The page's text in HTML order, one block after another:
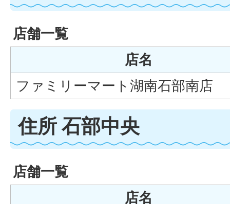
店舗一覧
店名
ファミリーマート湖南石部南店
住所 石部中央
店舗一覧
店名